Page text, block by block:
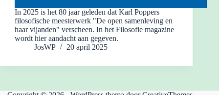
In 2025 is het 80 jaar geleden dat Karl Poppers
filosofische meesterwerk "De open samenleving en
haar vijanden" verscheen. In het Filosofie magazine
wordt hier aandacht aan gegeven.
JosWP
20 april 2025